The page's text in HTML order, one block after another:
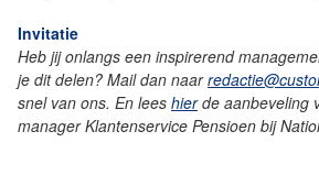
Invitatie
Heb jij onlangs een inspirerend
je dit delen? Mail dan naar
snel van ons. En lees hierde aanbeveling
manager Klantenservice Pensioen bij